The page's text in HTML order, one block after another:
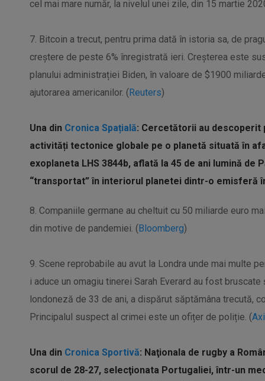
cel mai mare număr, la nivelul unei zile, din 15 martie
7. Bitcoin a trecut, pentru prima dată în istoria sa, de
creștere de peste 6% înregistrată ieri. Creșterea este
planului administrației Biden, în valoare de $1900
ajutorarea americanilor. (Reuters)
Una din Cronica Spațială: Cercetătorii au descoperit
activități tectonice globale pe o planetă situată în
exoplaneta LHS 3844b, aflată la 45 de ani lumină de
“transportat” în interiorul planetei dintr-o emisferă
8. Companiile germane au cheltuit cu 50 miliarde euro
din motive de pandemiei. (Bloomberg)
9. Scene reprobabile au avut la Londra unde mai multe
i aduce un omagiu tinerei Sarah Everard au fost
londoneză de 33 de ani, a dispărut săptămâna trecută,
Principalul suspect al crimei este un ofițer de poliție. (
Una din Cronica Sportivă: Naţionala de rugby a
scorul de 28-27, selecţionata Portugaliei, într-un